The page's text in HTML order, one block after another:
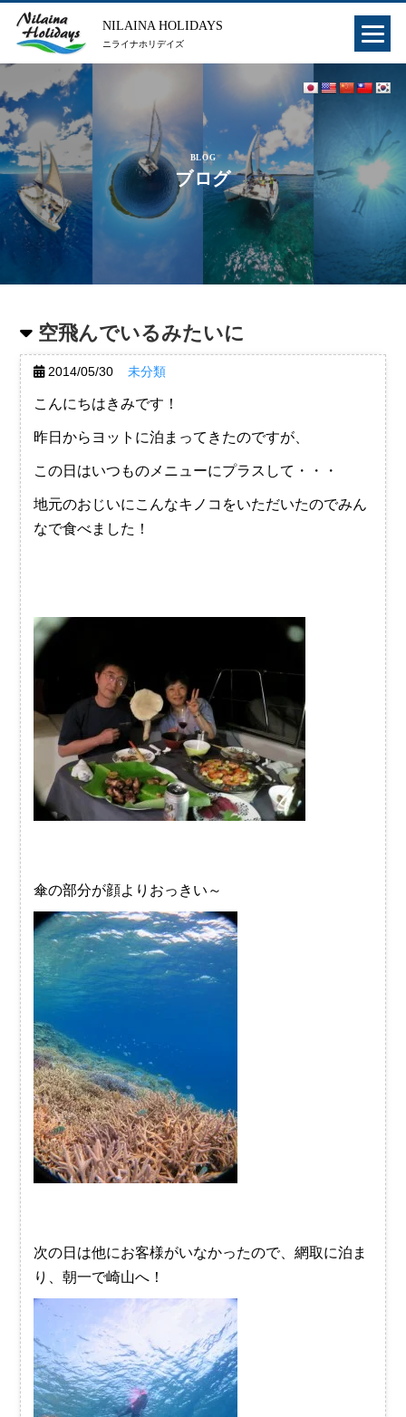
NILAINA HOLIDAYS
ニライナホリデイズ
BLOG
ブログ
空飛んでいるみたいに
2014/05/30 未分類
こんにちはきみです！
昨日からヨットに泊まってきたのですが、
この日はいつものメニューにプラスして・・・
地元のおじいにこんなキノコをいただいたのでみん
なで食べました！
傘の部分が顔よりおっきい～
次の日は他にお客様がいなかったので、網取に泊ま
り、朝一で崎山へ！